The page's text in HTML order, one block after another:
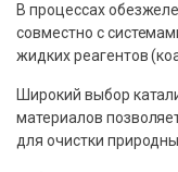
В процессах
совместно с
жидких реагентов
Широкий выбор
материалов
для очистки